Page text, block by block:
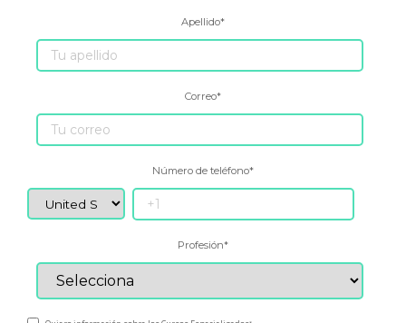
Apellido*
Correo*
Número de teléfono*
Profesión*